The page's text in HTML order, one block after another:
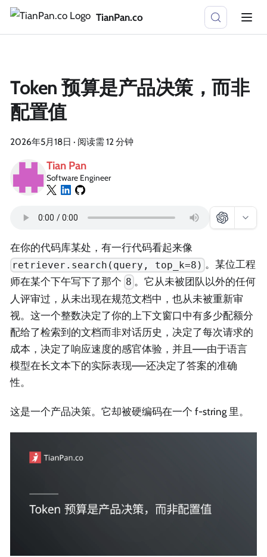
TianPan.co
Token 预算是产品决策，而非
配置值
2026年5月18日 · 阅读需 12 分钟
Tian Pan
Software Engineer
在你的代码库某处，有一行代码看起来像
retriever.search(query, top_k=8) 。某位工程
师在某个下午写下了那个 8 。它从未被团队以外的任何
人评审过，从未出现在规范文档中，也从未被重新审
视。这一个整数决定了你的上下文窗口中有多少配额分
配给了检索到的文档而非对话历史，决定了每次请求的
成本，决定了响应速度的感官体验，并且——由于语言
模型在长文本下的实际表现——还决定了答案的准确
性。
这是一个产品决策。它却被硬编码在一个 f-string 里。